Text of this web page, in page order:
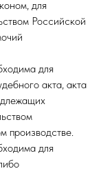
для
Российской
для
акта, акта
производстве.
для